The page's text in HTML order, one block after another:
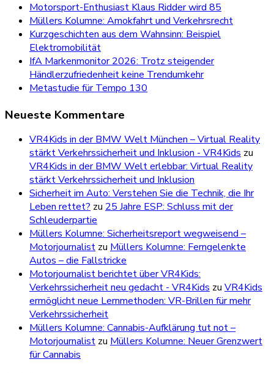
Motorsport-Enthusiast Klaus Ridder wird 85
Müllers Kolumne: Amokfahrt und Verkehrsrecht
Kurzgeschichten aus dem Wahnsinn: Beispiel
Elektromobilität
IfA Markenmonitor 2026: Trotz steigender
Händlerzufriedenheit keine Trendumkehr
Metastudie für Tempo 130
Neueste Kommentare
VR4Kids in der BMW Welt München – Virtual Reality
stärkt Verkehrssicherheit und Inklusion - VR4Kids zu
VR4Kids in der BMW Welt erlebbar: Virtual Reality
stärkt Verkehrssicherheit und Inklusion
Sicherheit im Auto: Verstehen Sie die Technik, die Ihr
Leben rettet? zu 25 Jahre ESP: Schluss mit der
Schleuderpartie
Müllers Kolumne: Sicherheitsreport wegweisend –
Motorjournalist zu Müllers Kolumne: Ferngelenkte
Autos – die Fallstricke
Motorjournalist berichtet über VR4Kids:
Verkehrssicherheit neu gedacht - VR4Kids zu VR4Kids
ermöglicht neue Lernmethoden: VR-Brillen für mehr
Verkehrssicherheit
Müllers Kolumne: Cannabis-Aufklärung tut not –
Motorjournalist zu Müllers Kolumne: Neuer Grenzwert
für Cannabis